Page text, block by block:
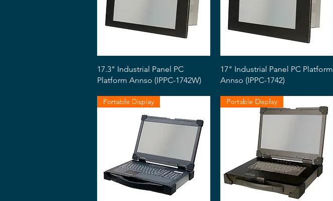
Snabbvisning
17.3" Industrial Panel PC
Platform Annso (IPPC-1742W)
Snabbvisning
17" Industrial Panel PC Platform
Annso (IPPC-1742)
Portable Display Portable Display